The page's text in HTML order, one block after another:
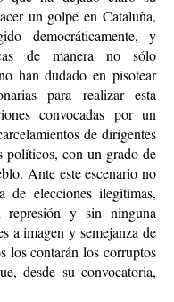
un golpe en Cataluña,
democráticamente, y
de manera no sólo
han dudado en pisotear
para realizar esta
convocadas por un
de dirigentes
políticos, con un grado de
Ante este escenario no
de elecciones ilegítimas,
represión y sin ninguna
a imagen y semejanza de
los contarán los corruptos
desde su convocatoria,